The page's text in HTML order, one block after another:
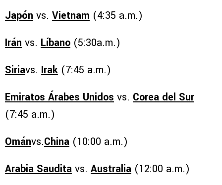
Japón vs. Vietnam (4:35 a.m.)
Irán vs. Líbano (5:30a.m.)
Siriavs. Irak (7:45 a.m.)
Emiratos Árabes Unidos vs. Corea del Sur
(7:45 a.m.)
Ománvs.China (10:00 a.m.)
Arabia Saudita vs. Australia (12:00 a.m.)